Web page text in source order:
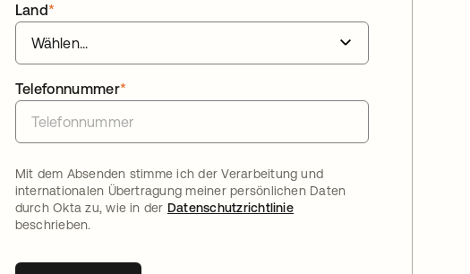
*
Land
*
Telefonnummer
Mit dem Absenden stimme ich der Verarbeitung und
internationalen Übertragung meiner persönlichen Daten
durch Okta zu, wie in der Datenschutzrichtlinie
beschrieben.